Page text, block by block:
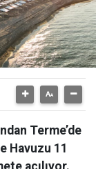
Terme’de
Havuzu 11
açılıyor.